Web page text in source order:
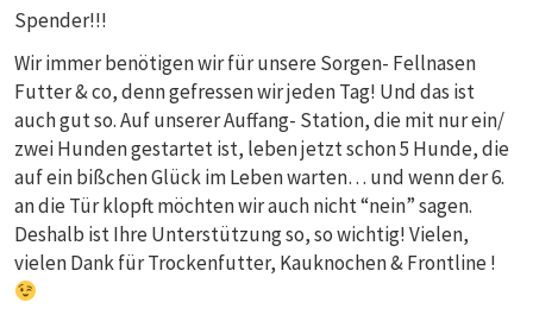
Spender!!!
Wir immer benötigen wir für unsere Sorgen- Fellnasen
Futter & co, denn gefressen wir jeden Tag! Und das ist
auch gut so. Auf unserer Auffang- Station, die mit nur ein/
zwei Hunden gestartet ist, leben jetzt schon 5 Hunde, die
auf ein bißchen Glück im Leben warten… und wenn der 6.
an die Tür klopft möchten wir auch nicht “nein” sagen.
Deshalb ist Ihre Unterstützung so, so wichtig! Vielen,
vielen Dank für Trockenfutter, Kauknochen & Frontline !